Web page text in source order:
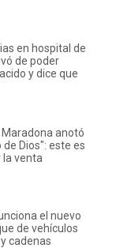
en hospital de
de poder
y dice que
anotó
Dios": este es
la venta
el nuevo
de vehículos
cadenas